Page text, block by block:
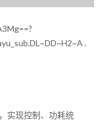
.
实现控制、功耗统